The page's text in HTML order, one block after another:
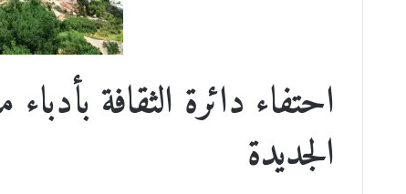
احتفاء دائرة الثقافة
الجديدة